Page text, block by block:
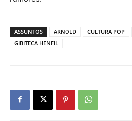
ASSUNTOS ARNOLD CULTURA POP
GIBITECA HENFIL